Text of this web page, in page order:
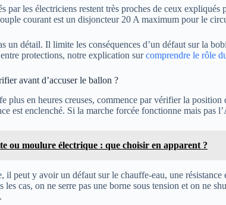
par les électriciens restent très proches de ceux
courant est un disjoncteur 20 A maximum pour le
un détail. Il limite les conséquences d’un défaut sur la
protections, notre explication surcomprendre le rôle
avant d’accuser le ballon ?
plus en heures creuses, commence par vérifier la
est enclenché. Si la marche forcée fonctionne mais
ou moulure électrique : que choisir en apparent ?
il peut y avoir un défaut sur le chauffe-eau, une
cas, on ne serre pas une borne sous tension et on ne
.